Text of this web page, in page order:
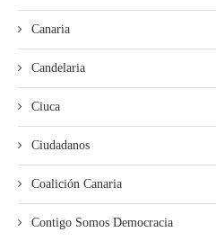
Canaria
Candelaria
Ciuca
Ciudadanos
Coalición Canaria
Contigo Somos Democracia